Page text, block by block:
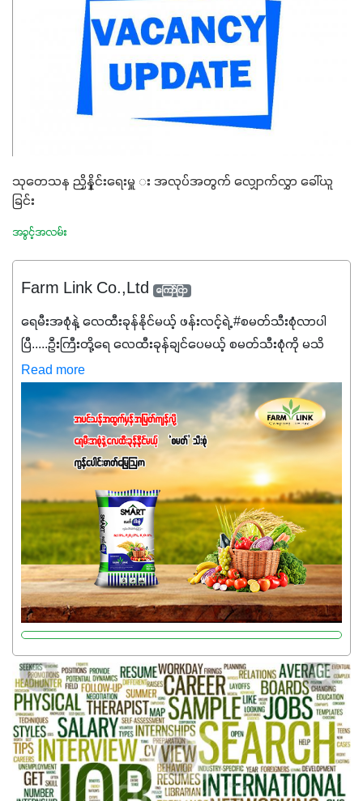
သုတေသန ညှိနှိုင်းရေးမှူ း အလုပ်အတွက် လျှောက်လွှာ ခေါ်ယူ
ခြင်း
အခွင့်အလမ်း
Farm Link Co.,Ltd ကြော်ငြာ
ရေမီးအစုံနဲ့ လေထီးခုန်နိုင်မယ့် ဖန်းလင့်ရဲ့ #စမတ်သီးစုံလာပါ
ပြီ.....ဦးကြီးတို့ရေ ‌လေထီးခုန်ချင်ပေမယ့် စမတ်သီးစုံကို မသိ
သေးရင်တော့ ဒီစာလေးကို ဆက်ဖတ်‌ပေးပါ #စမတ်သီးစုံဆိုတာ
အပင်တိုင်းအတွက် အဓိကအာဟာရNPK (19:7:8)နဲ့ #ဟူးမစ်
အက်စစ်တို့ အချိုးကျ ပေါင်းစပ်ထားတဲ့ ကွန်ပေါင်း
ဓာတ်မြေဩဇာဖြစ်ပါတယ်။ အဓိကအကျိုးကျေးဇူးတွေအနေနဲ့
ကတော့ နိုက်ထရိုဂျင် 19%ပါဝင်တဲ့အတွက် ကလိုရိုဖီးလ်ဖွဲ့စည်း
မှုကို အားပေးကာ သီးနှံပင်များ၏အရွက်များစိမ်းလန်းသန်စွမ်း
ပြီး အစာချက်လုပ်မှုအားကောင်းစေပါတယ်။ အပင်၏ပင်ပိုင်း
ကြီးထွားမှုကို တိုးမြင့်စေကာ အပင်သန်၍ အကြီးမြန်စေပါတယ်။
သင့်တော်တဲ့ Phosphorus 7%ပါဝင်မှုကြောင့် အပင်ရဲ့ အမြစ်
ဖွဲ့စည်းတည်ဆောက်မှုကို ပို၍သန်မာလာအောင် အားပေးပါ
တယ်။ ဒါ့အပြင် ပန်းပွင့်ခြင်း၊အသီးသီးခြင်း၊အစေ့တည်ခြင်း
လုပ်ငန်းစဉ်များကိုလည်း အားပေးပါတယ်။ လုံလောက်တဲ့
Potassium 8%က အပင်ရဲ့ ရောဂါဒဏ်၊ရာသီဥတုဒဏ်ခံနိုင်ရည်
ရှိမှုကို မြင့်တက်စေပြီး အသီးအရည်အသွေး၊ အရွယ်အစားနဲ့
အရသာ ပိုမိုကောင်းမွန်စေဖို့အတွက် လိုအပ်တဲ့အာဟာရဓာတ်
ဖြစ်ပါတယ်။ ဟူးမစ်အက်စစ်ပါဝင်ပေါင်းစပ်ထားတဲ့အတွက်
အာဟာရဓာတ်စုပ်ယူမှုကောင်းမွန်လာခြင်း၊မြေဆီလွှာဖွဲ့စည်းပုံ
နှင့်ရေထိန်းနိုင်စွမ်းအားကောင်းလာခြင်းအပါအဝင်
အကျိုးကျေးဇူးများစွာကိုရရှိစေမှာဖြစ်ပါတယ်။ စပါးအပါအဝင်
Read more